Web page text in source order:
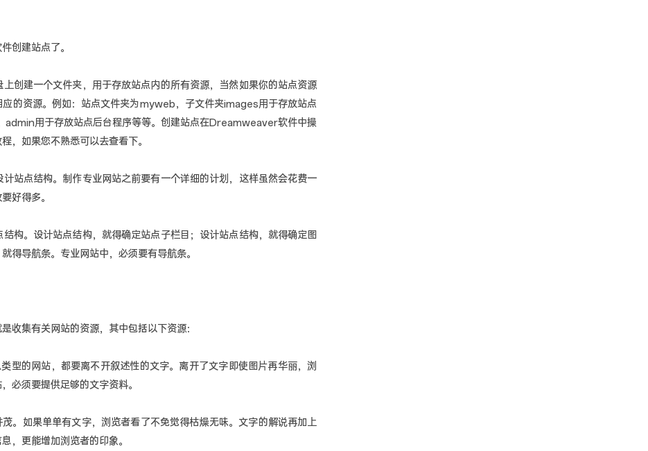
创建站点了。
创建一个文件夹，用于存放站点内的所有资源，当然如果你的站点资源
的资源。例如：站点文件夹为myweb，子文件夹images用于存放站点
admin用于存放站点后台程序等等。创建站点在Dreamweaver软件中操
，如果您不熟悉可以去查看下。
站点结构。制作专业网站之前要有一个详细的计划，这样虽然会花费一
好得多。
构。设计站点结构，就得确定站点子栏目；设计站点结构，就得确定图
得导航条。专业网站中，必须要有导航条。
收集有关网站的资源，其中包括以下资源：
型的网站，都要离不开叙述性的文字。离开了文字即使图片再华丽，浏
必须要提供足够的文字资料。
。如果单单有文字，浏览者看了不免觉得枯燥无味。文字的解说再加上
，更能增加浏览者的印象。